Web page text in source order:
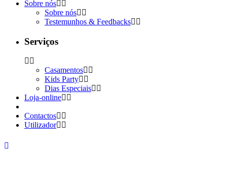
Sobre nós
Sobre nós
Testemunhos & Feedbacks
Serviços
Casamentos
Kids Party
Dias Especiais
Loja-online
Contactos
Utilizador